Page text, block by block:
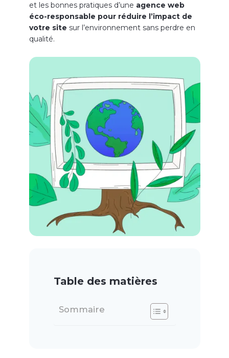
et les bonnes pratiques d’une agence web
éco-responsable pour réduire l’impact de
votre site sur l’environnement sans perdre en
qualité.
Table des matières
Sommaire